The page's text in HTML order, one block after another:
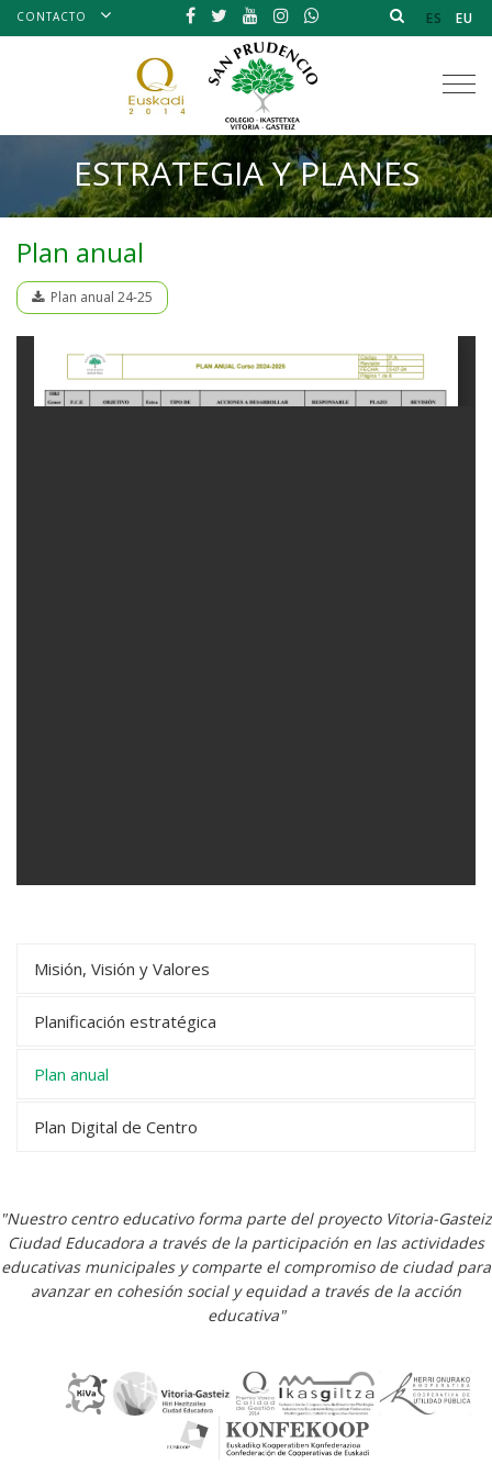
CONTACTO ES EU
ESTRATEGIA Y PLANES
Plan anual
Plan anual 24-25
Misión, Visión y Valores
Planificación estratégica
Plan anual
Plan Digital de Centro
"Nuestro centro educativo forma parte del proyecto Vitoria-Gasteiz
Ciudad Educadora a través de la participación en las actividades
educativas municipales y comparte el compromiso de ciudad para
avanzar en cohesión social y equidad a través de la acción
educativa"